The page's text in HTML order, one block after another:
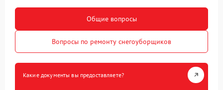
Общие вопросы
Вопросы по ремонту снегоуборщиков
Какие документы вы предоставляете?